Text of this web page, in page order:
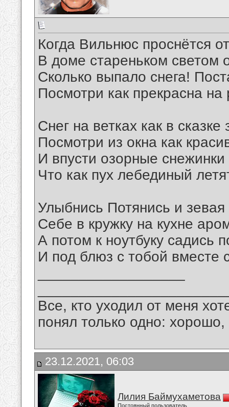
Когда Вильнюс проснётся
В доме стареньком светом
Сколько выпало снега!
Посмотри как прекрасна на
Снег на ветках как в
Посмотри из окна как
И впусти озорные
Что как пух лебединый
Улыбнись Потянись и
Себе в кружку на кухне
А потом к ноутбуку садись
И под блюз с тобой вместе
Все, кто уходил от меня
понял только одно:
23.12.2021, 06:03
Лилия Баймухаметова
Постоянный пользователь